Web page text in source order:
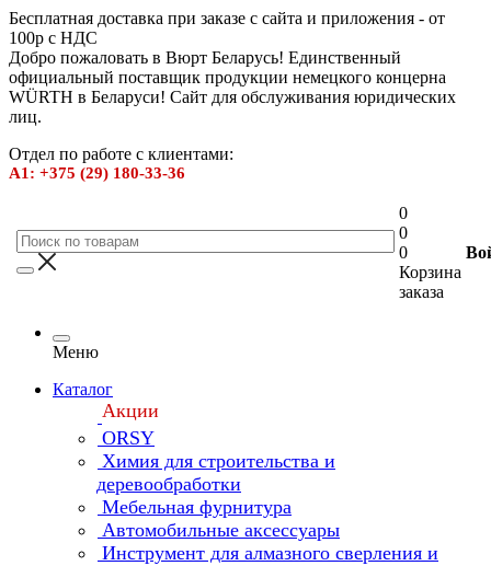
Бесплатная доставка при заказе с сайта и приложения - от
100р с НДС
Добро пожаловать в Вюрт Беларусь! Единственный
официальный поставщик продукции немецкого концерна
WÜRTH в Беларуси! Сайт для обслуживания юридических
лиц.
Отдел по работе с клиентами:
А1: +375 (29) 180-33-36
0
0
0
Корзина
заказа
Меню
Каталог
Акции
ORSY
Химия для строительства и
деревообработки
Мебельная фурнитура
Автомобильные аксессуары
Инструмент для алмазного сверления и